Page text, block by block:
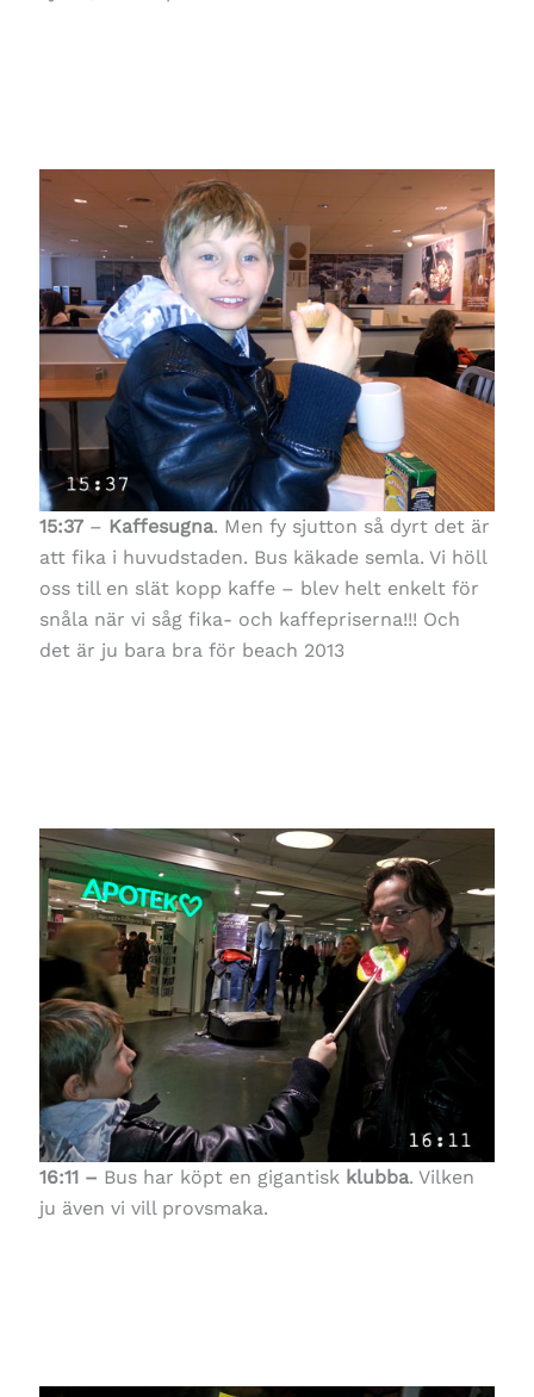
15:37– Kaffesugna. Men fy sjutton så dyrt det är
att fika i huvudstaden. Bus käkade semla. Vi höll
oss till en slät kopp kaffe – blev helt enkelt för
snåla när vi såg fika- och kaffepriserna!!! Och
det är ju bara bra för beach 2013
16:11 – Bus har köpt en gigantisk klubba. Vilken
ju även vi vill provsmaka.